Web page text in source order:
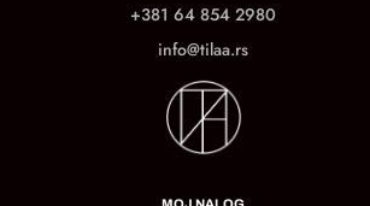
+381 64 854 2980
info@tilaa.rs